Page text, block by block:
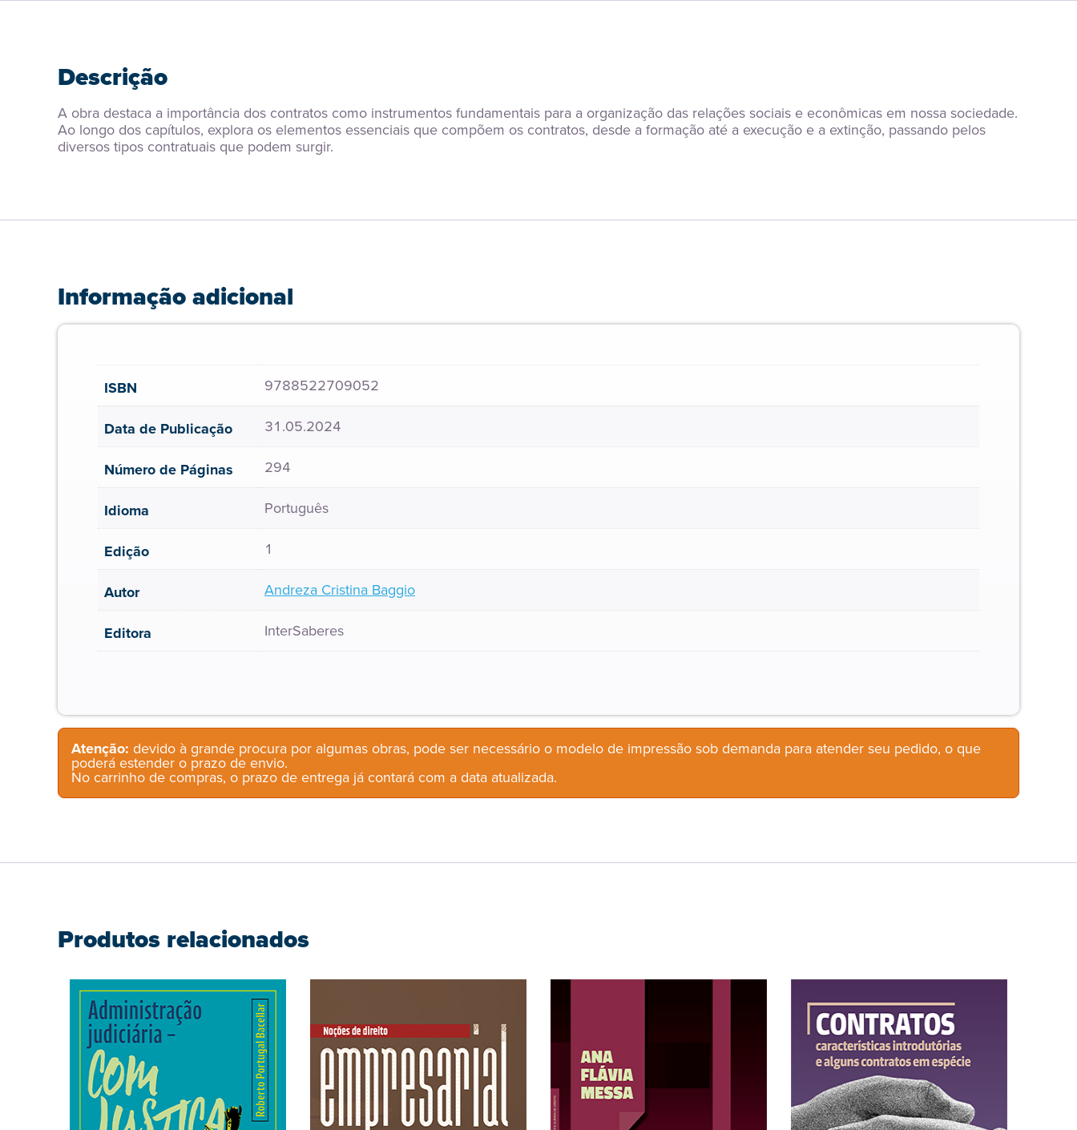
Descrição
A obra destaca a importância dos contratos como instrumentos fundamentais para a organização das relações sociais e econômicas em nossa sociedade.
Ao longo dos capítulos, explora os elementos essenciais que compõem os contratos, desde a formação até a execução e a extinção, passando pelos
diversos tipos contratuais que podem surgir.
Informação adicional
ISBN 9788522709052
Data de Publicação 31.05.2024
Número de Páginas 294
Idioma Português
Edição 1
Autor Andreza Cristina Baggio
Editora InterSaberes
Atenção: devido à grande procura por algumas obras, pode ser necessário o modelo de impressão sob demanda para atender seu pedido, o que
poderá estender o prazo de envio.
No carrinho de compras, o prazo de entrega já contará com a data atualizada.
Produtos relacionados